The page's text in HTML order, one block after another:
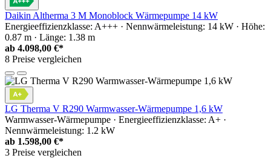
Daikin Altherma 3 M Monoblock Wärmepumpe 14 kW
Energieeffizienzklasse: A+++ · Nennwärmeleistung: 14 kW · Höhe:
0.87 m · Länge: 1.38 m
ab 4.098,00 €*
8 Preise vergleichen
LG Therma V R290 Warmwasser-Wärmepumpe 1,6 kW
Warmwasser-Wärmepumpe · Energieeffizienzklasse: A+ ·
Nennwärmeleistung: 1.2 kW
ab 1.598,00 €*
3 Preise vergleichen